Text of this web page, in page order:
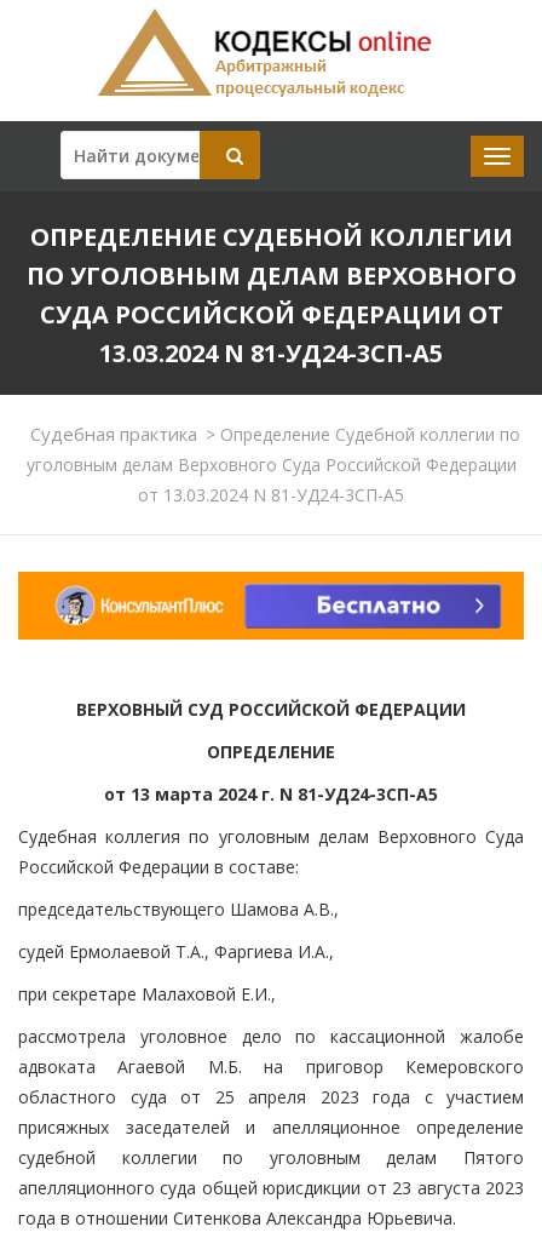
ОПРЕДЕЛЕНИЕ СУДЕБНОЙ КОЛЛЕГИИ
ПО УГОЛОВНЫМ ДЕЛАМ ВЕРХОВНОГО
СУДА РОССИЙСКОЙ ФЕДЕРАЦИИ ОТ
13.03.2024 N 81-УД24-3СП-А5
Судебная практика > Определение Судебной коллегии по
уголовным делам Верховного Суда Российской Федерации
от 13.03.2024 N 81-УД24-3СП-А5
ВЕРХОВНЫЙ СУД РОССИЙСКОЙ ФЕДЕРАЦИИ
ОПРЕДЕЛЕНИЕ
от 13 марта 2024 г. N 81-УД24-3СП-А5
Судебная коллегия по уголовным делам Верховного Суда
Российской Федерации в составе:
председательствующего Шамова А.В.,
судей Ермолаевой Т.А., Фаргиева И.А.,
при секретаре Малаховой Е.И.,
рассмотрела уголовное дело по кассационной жалобе
адвоката Агаевой М.Б. на приговор Кемеровского
областного суда от 25 апреля 2023 года с участием
присяжных заседателей и апелляционное определение
судебной коллегии по уголовным делам Пятого
апелляционного суда общей юрисдикции от 23 августа 2023
года в отношении Ситенкова Александра Юрьевича.